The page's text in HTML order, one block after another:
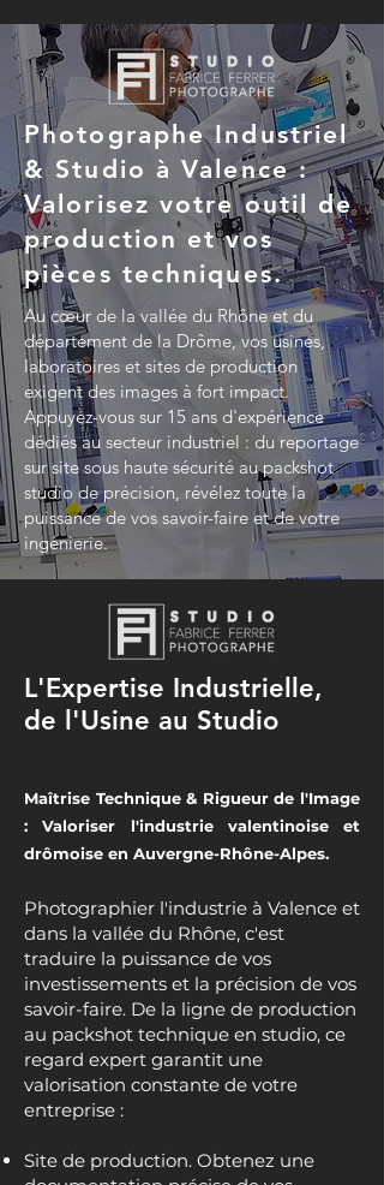
Photographe Industriel
& Studio à Valence :
Valorisez votre outil de
production et vos
pièces techniques.
Au cœur de la vallée du Rhône et du
département de la Drôme, vos usines,
laboratoires et sites de production
exigent des images à fort impact.
Appuyez-vous sur 15 ans d'expérience
dédiés au secteur industriel : du reportage
sur site sous haute sécurité au packshot
studio de précision, révélez toute la
puissance de vos savoir-faire et de votre
ingénierie.
L'Expertise Industrielle,
de l'Usine au Studio
Maîtrise Technique & Rigueur de l'Image
: Valoriser l'industrie valentinoise et
drômoise en Auvergne-Rhône-Alpes.
Photographier l'industrie à Valence et
dans la vallée du Rhône, c'est
traduire la puissance de vos
investissements et la précision de vos
savoir-faire. De la ligne de production
au packshot technique en studio, ce
regard expert garantit une
valorisation constante de votre
entreprise :
Site de production. Obtenez une